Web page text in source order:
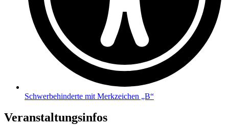
Schwerbehinderte mit Merkzeichen „B“
Veranstaltungsinfos